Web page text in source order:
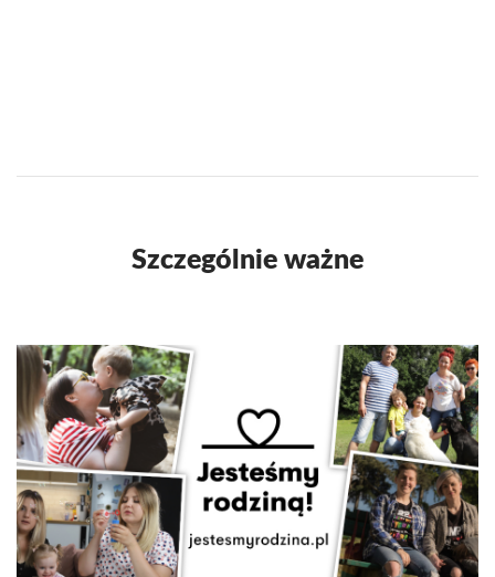
Szczególnie ważne